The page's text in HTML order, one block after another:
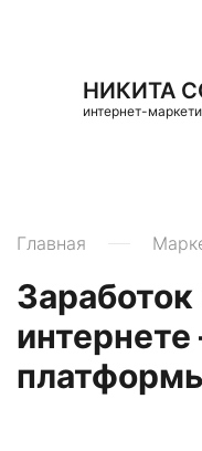
НИКИТА
интернет-
Главная
Заработок